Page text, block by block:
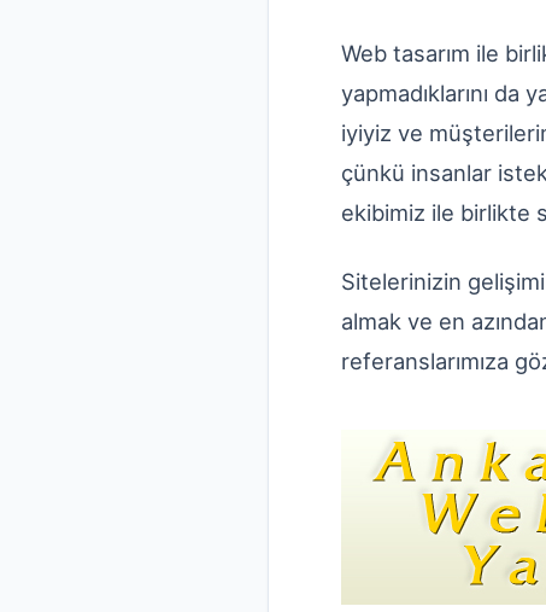
Web tasarım ile
yapmadıklarını da
iyiyiz ve
çünkü insanlar
ekibimiz ile birlikte
Sitelerinizin
almak ve en
referanslarımıza